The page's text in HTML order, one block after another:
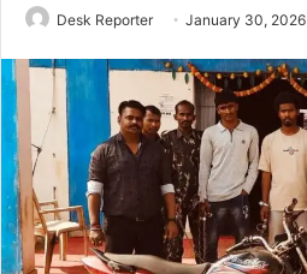
Desk Reporter January 30, 2026